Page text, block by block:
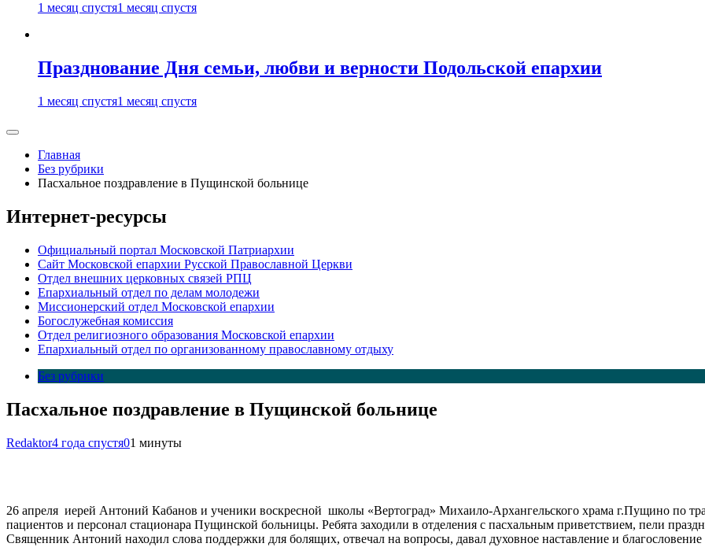
1 месяц спустя1 месяц спустя
Празднование Дня семьи, любви и верности Подольской епархии
1 месяц спустя1 месяц спустя
Главная
Без рубрики
Пасхальное поздравление в Пущинской больнице
Интернет-ресурсы
Официальный портал Московской Патриархии
Сайт Московской епархии Русской Православной Церкви
Отдел внешних церковных связей РПЦ
Епархиальный отдел по делам молодежи
Миссионерский отдел Московской епархии
Богослужебная комиссия
Отдел религиозного образования Московской епархии
Епархиальный отдел по организованному православному отдыху
Без рубрики
Пасхальное поздравление в Пущинской больнице
Redaktor4 года спустя01 минуты
26 апреля иерей Антоний Кабанов и ученики воскресной школы «Вертоград» Михаило-Архангельского храма г.Пущино по
пациентов и персонал стационара Пущинской больницы. Ребята заходили в отделения с пасхальным приветствием, пели
Священник Антоний находил слова поддержки для болящих, отвечал на вопросы, давал духовное наставление и